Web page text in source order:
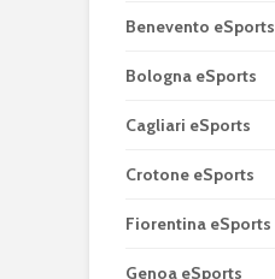
Benevento eSports
Bologna eSports
Cagliari eSports
Crotone eSports
Fiorentina eSports
Genoa eSports